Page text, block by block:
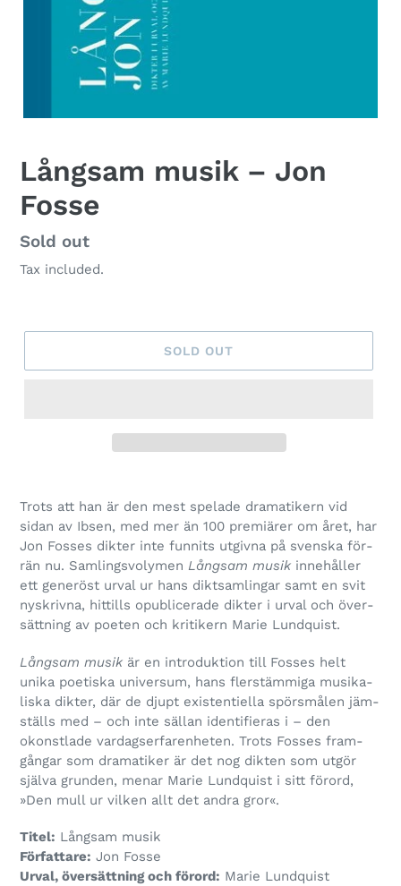
Långsam musik – Jon
Fosse
Regular
price
Sold out
Tax included.
SOLD OUT
Trots att han är den mest spe­lade dra­ma­ti­kern vid
sidan av Ibsen, med mer än 100 pre­miä­rer om året, har
Jon Fosses dik­ter inte fun­nits utgivna på svenska för­
rän nu. Samlingsvolymen Långsam musik inne­hål­ler
ett gene­röst urval ur hans dikt­sam­lingar samt en svit
nyskrivna, hit­tills opub­li­ce­rade dik­ter i urval och över­
sätt­ning av poe­ten och kri­ti­kern Marie Lundquist.
Långsam musik är en intro­duk­tion till Fosses helt
unika poe­tiska uni­ver­sum, hans fler­stäm­miga musi­ka­
liska dik­ter, där de djupt exi­sten­ti­ella spörsmå­len jäm­
ställs med – och inte säl­lan iden­ti­fie­ras i – den
okonst­lade var­dags­er­fa­ren­he­ten. Trots Fosses fram­
gångar som dra­ma­ti­ker är det nog dik­ten som utgör
själva grun­den, menar Marie Lundquist i sitt för­ord,
»Den mull ur vil­ken allt det andra gror«.
Titel: Långsam musik
Författare: Jon Fosse
Urval, över­sätt­ning och för­ord: Marie Lundquist